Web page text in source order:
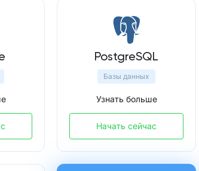
PostgreSQL
Базы данных
Узнать больше
Начать сейчас